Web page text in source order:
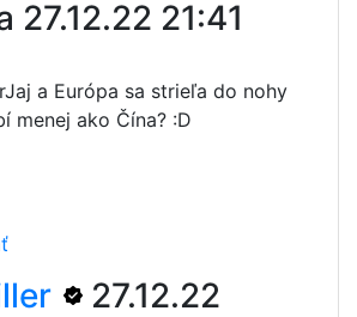
27.12.22 21:41
Jaj a Európa sa strieľa do nohy
menej ako Čína? :D
27.12.22